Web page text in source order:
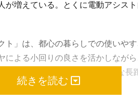
が増えている。とくに電動アシス
ト」は、都心の暮らしでの使いや
による小回りの良さを活かしなが
なアシスト機能を備え、快適な長
続きを読む